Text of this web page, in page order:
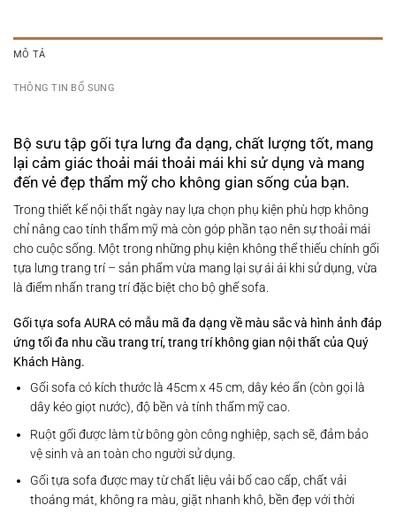
MÔ TẢ
THÔNG TIN BỔ SUNG
Bộ sưu tập gối tựa lưng đa dạng, chất lượng tốt, mang
lại cảm giác thoải mái thoải mái khi sử dụng và mang
đến vẻ đẹp thẩm mỹ cho không gian sống của bạn.​
Trong thiết kế nội thất ngày nay lựa chọn phụ kiện phù hợp không
chỉ nâng cao tính thẩm mỹ mà còn góp phần tạo nên sự thoải mái
cho cuộc sống. Một trong những phụ kiện không thể thiếu chính gối
tựa lưng trang trí – sản phẩm vừa mang lại sự ái ái khi sử dụng, vừa
là điểm nhấn trang trí đặc biệt cho bộ ghế sofa.​
Gối tựa sofa AURA có mẫu mã đa dạng về màu sắc và hình ảnh đáp
ứng tối đa nhu cầu trang trí, trang trí không gian nội thất của Quý
Khách Hàng.
Gối sofa có kích thước là 45cm x 45 cm, dây kéo ẩn (còn gọi là
dây kéo giọt nước), độ bền và tính thẩm mỹ cao.
Ruột gối được làm từ bông gòn công nghiệp, sạch sẽ, đảm bảo
vệ sinh và an toàn cho người sử dụng.
Gối tựa sofa được may từ chất liệu vải bố cao cấp, chất vải
thoáng mát, không ra màu, giặt nhanh khô, bền đẹp với thời